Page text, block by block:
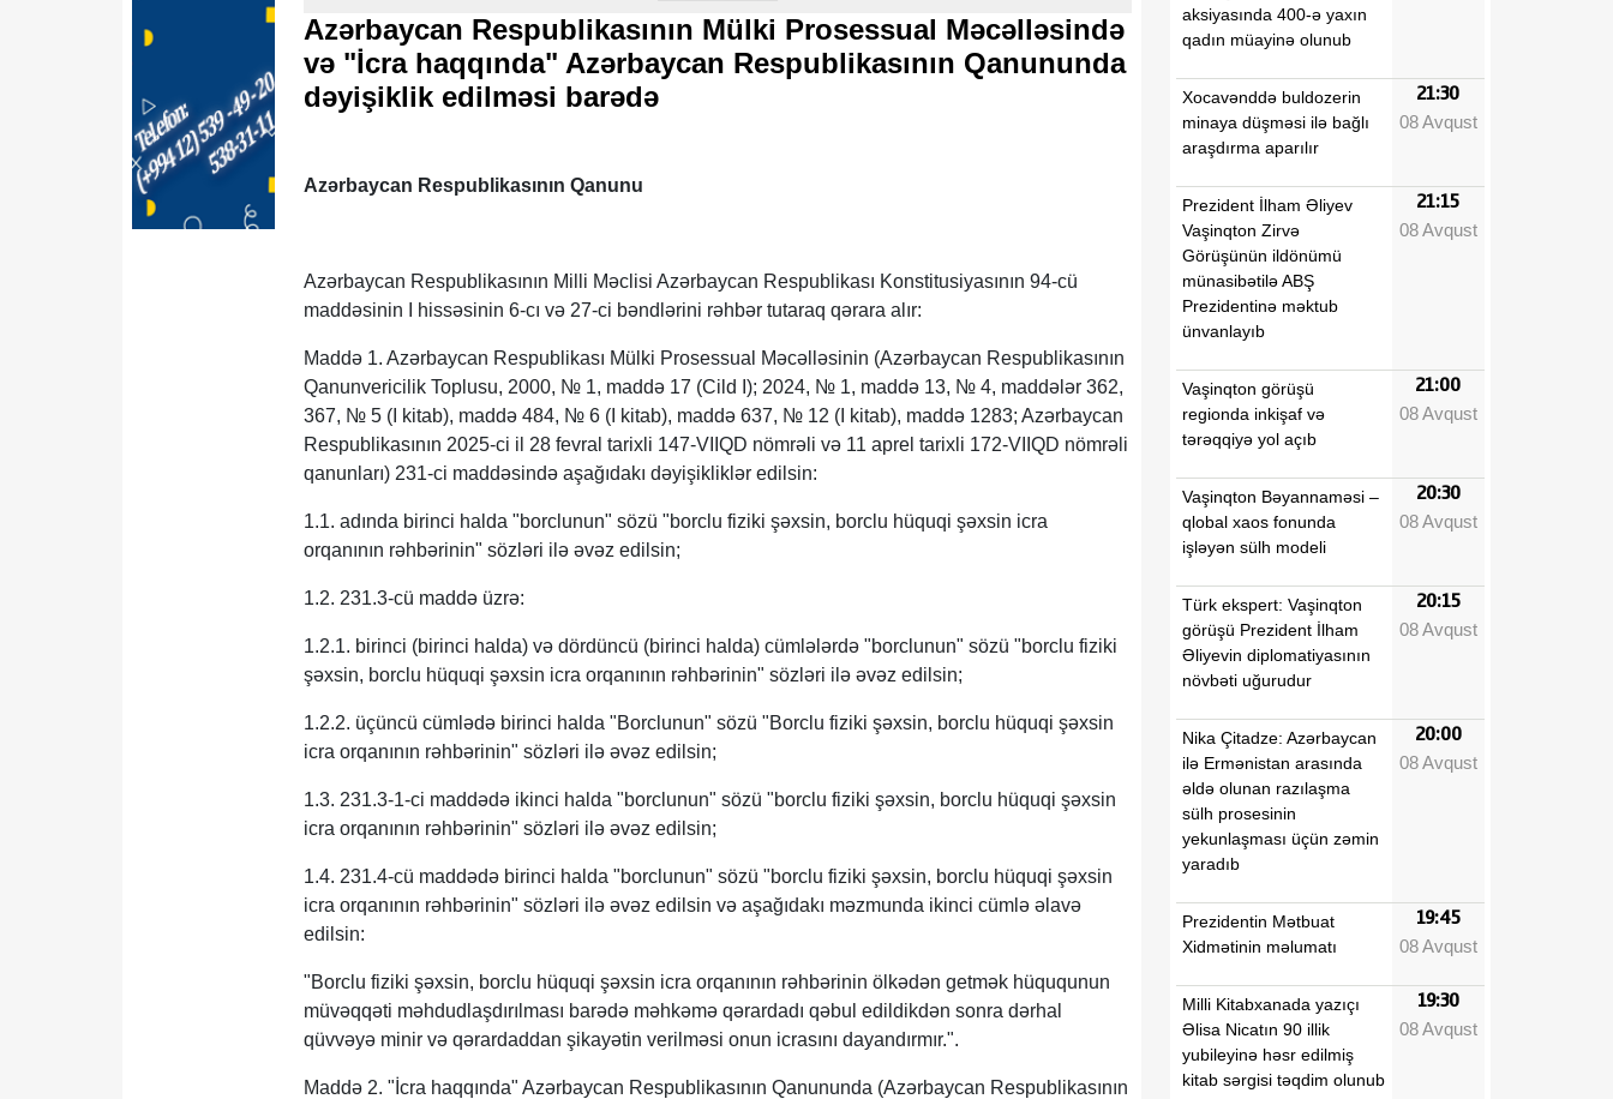
Azərbaycan Respublikasının Mülki Prosessual Məcəlləsində
və "İcra haqqında" Azərbaycan Respublikasının Qanununda
dəyişiklik edilməsi barədə
Azərbaycan Respublikasının Qanunu
Azərbaycan Respublikasının Milli Məclisi Azərbaycan Respublikası Konstitusiyasının 94-cü
maddəsinin I hissəsinin 6-cı və 27-ci bəndlərini rəhbər tutaraq qərara alır:
Maddə 1. Azərbaycan Respublikası Mülki Prosessual Məcəlləsinin (Azərbaycan Respublikasının
Qanunvericilik Toplusu, 2000, № 1, maddə 17 (Cild I); 2024, № 1, maddə 13, № 4, maddələr 362,
367, № 5 (I kitab), maddə 484, № 6 (I kitab), maddə 637, № 12 (I kitab), maddə 1283; Azərbaycan
Respublikasının 2025-ci il 28 fevral tarixli 147-VIIQD nömrəli və 11 aprel tarixli 172-VIIQD nömrəli
qanunları) 231-ci maddəsində aşağıdakı dəyişikliklər edilsin:
1.1. adında birinci halda "borclunun" sözü "borclu fiziki şəxsin, borclu hüquqi şəxsin icra
orqanının rəhbərinin" sözləri ilə əvəz edilsin;
1.2. 231.3-cü maddə üzrə:
1.2.1. birinci (birinci halda) və dördüncü (birinci halda) cümlələrdə "borclunun" sözü "borclu fiziki
şəxsin, borclu hüquqi şəxsin icra orqanının rəhbərinin" sözləri ilə əvəz edilsin;
1.2.2. üçüncü cümlədə birinci halda "Borclunun" sözü "Borclu fiziki şəxsin, borclu hüquqi şəxsin
icra orqanının rəhbərinin" sözləri ilə əvəz edilsin;
1.3. 231.3-1-ci maddədə ikinci halda "borclunun" sözü "borclu fiziki şəxsin, borclu hüquqi şəxsin
icra orqanının rəhbərinin" sözləri ilə əvəz edilsin;
1.4. 231.4-cü maddədə birinci halda "borclunun" sözü "borclu fiziki şəxsin, borclu hüquqi şəxsin
icra orqanının rəhbərinin" sözləri ilə əvəz edilsin və aşağıdakı məzmunda ikinci cümlə əlavə
edilsin:
"Borclu fiziki şəxsin, borclu hüquqi şəxsin icra orqanının rəhbərinin ölkədən getmək hüququnun
müvəqqəti məhdudlaşdırılması barədə məhkəmə qərardadı qəbul edildikdən sonra dərhal
qüvvəyə minir və qərardaddan şikayətin verilməsi onun icrasını dayandırmır.".
Maddə 2. "İcra haqqında" Azərbaycan Respublikasının Qanununda (Azərbaycan Respublikasının
aksiyasında 400-ə yaxın
qadın müayinə olunub
Xocavənddə buldozerin
minaya düşməsi ilə bağlı
araşdırma aparılır
21:30
08 Avqust
Prezident İlham Əliyev
Vaşinqton Zirvə
Görüşünün ildönümü
münasibətilə ABŞ
Prezidentinə məktub
ünvanlayıb
21:15
08 Avqust
Vaşinqton görüşü
regionda inkişaf və
tərəqqiyə yol açıb
21:00
08 Avqust
Vaşinqton Bəyannaməsi –
qlobal xaos fonunda
işləyən sülh modeli
20:30
08 Avqust
Türk ekspert: Vaşinqton
görüşü Prezident İlham
Əliyevin diplomatiyasının
növbəti uğurudur
20:15
08 Avqust
Nika Çitadze: Azərbaycan
ilə Ermənistan arasında
əldə olunan razılaşma
sülh prosesinin
yekunlaşması üçün zəmin
yaradıb
20:00
08 Avqust
Prezidentin Mətbuat
Xidmətinin məlumatı
19:45
08 Avqust
Milli Kitabxanada yazıçı
Əlisa Nicatın 90 illik
yubileyinə həsr edilmiş
kitab sərgisi təqdim olunub
19:30
08 Avqust